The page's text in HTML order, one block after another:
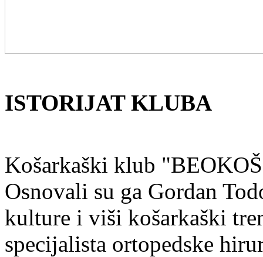
ISTORIJAT KLUBA
Košarkaški klub
Osnovali su ga Gordan
kulture i viši košarkaški
specijalista ortopedske